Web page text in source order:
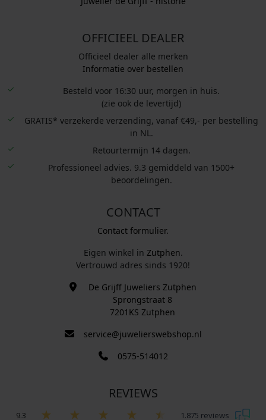
OFFICIEEL DEALER
Officieel dealer alle merken
Informatie over bestellen
Besteld voor 16:30 uur, morgen in huis.
(zie ook de levertijd)
GRATIS* verzekerde verzending, vanaf €49,- per bestelling
in NL.
Retourtermijn 14 dagen.
Professioneel advies. 9.3 gemiddeld van 1500+
beoordelingen.
CONTACT
Contact formulier.
Eigen winkel in Zutphen.
Vertrouwd adres sinds 1920!
De Grijff Juweliers Zutphen
Sprongstraat 8
7201KS Zutphen
service@juwelierswebshop.nl
0575-514012
REVIEWS
9.3 1.875 reviews